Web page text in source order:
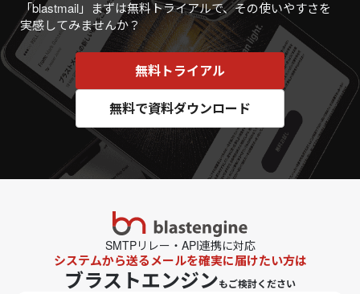
「blastmail」
まずは無料トライアルで、その使いやすさを
実感してみませんか？
無料トライアル
無料で資料ダウンロード
SMTPリレー・API連携に対応
システムから送るメールを確実に届けたい方は
ブラストエンジンもご検討ください